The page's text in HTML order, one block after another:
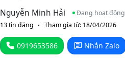
Nguyễn Minh Hải
Đang hoạt động
13 tin đăng
Tham gia từ: 18/04/2026
0919653586 Nhắn Zalo